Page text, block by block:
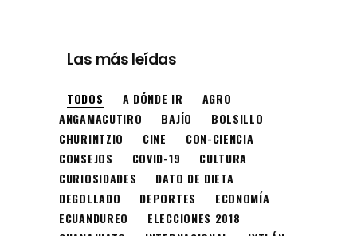
Las más leídas
TODOS A DÓNDE IR
AGRO
ANGAMACUTIRO
BAJÍO
BOLSILLO
CHURINTZIO
CINE
CON-CIENCIA
CONSEJOS
COVID-19
CULTURA
CURIOSIDADES
DATO DE DIETA
DEGOLLADO
DEPORTES
ECONOMÍA
ECUANDUREO
ELECCIONES 2018